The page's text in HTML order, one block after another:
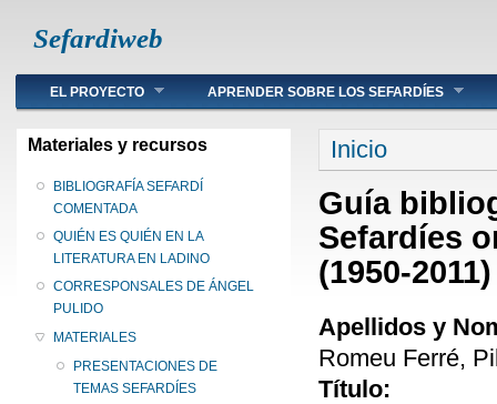
Sefardiweb
Main menu
EL PROYECTO APRENDER SOBRE LOS SEFARDÍES
Materiales y recursos
BIBLIOGRAFÍA SEFARDÍ
COMENTADA
QUIÉN ES QUIÉN EN LA
LITERATURA EN LADINO
CORRESPONSALES DE ÁNGEL
PULIDO
MATERIALES
PRESENTACIONES DE
TEMAS SEFARDÍES
Se encuentra
Inicio
Guía
Sefardíes
(1950-2011)
Apellidos y
Romeu Ferré,
Título: